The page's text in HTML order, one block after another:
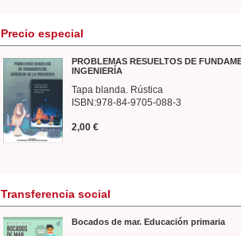
Precio especial
PROBLEMAS RESUELTOS DE
INGENIERÍA
Tapa blanda. Rústica
ISBN:978-84-9705-088-3
2,00 €
Transferencia social
Bocados de mar. Educación primaria